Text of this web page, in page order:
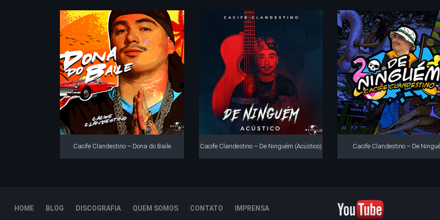
Cacife Clandestino – Dona do Baile Cacife Clandestino – De Ninguém (Acústico) Cacife Clandestino – De
HOME BLOG DISCOGRAFIA QUEM SOMOS CONTATO IMPRENSA